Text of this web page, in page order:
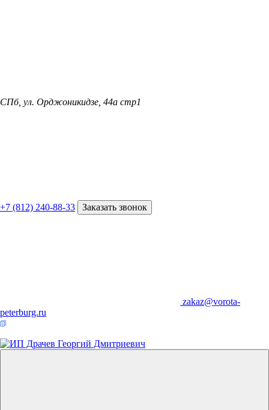
СПб, ул. Орджоникидзе, 44а стр1
+7 (812) 240-88-33 Заказать звонок
zakaz@vorota-
peterburg.ru